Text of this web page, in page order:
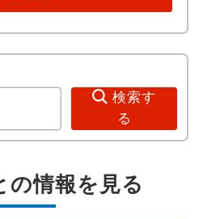
検索す
る
の情報を見る